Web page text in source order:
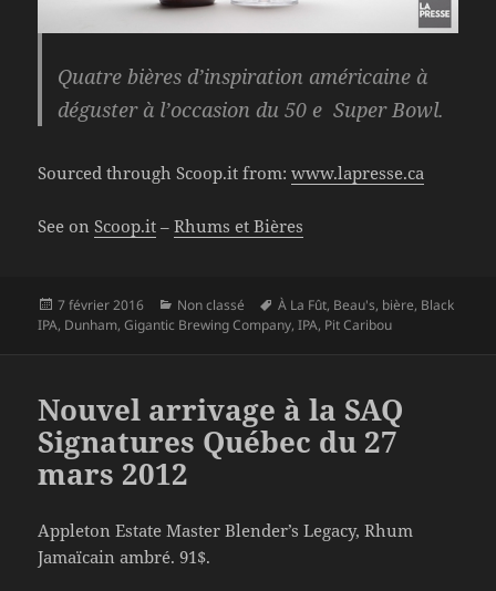
Quatre bières d’inspiration américaine à
déguster à l’occasion du 50 e Super Bowl.
Sourced through Scoop.it from:www.lapresse.ca
See onScoop.it –Rhums et Bières
Publié
le
7 février 2016 Catégories
Non classé
Mots-
clés
À La Fût, Beau's, bière, Black
IPA, Dunham,Gigantic Brewing Company,IPA, Pit Caribou
Nouvel arrivage à la SAQ
Signatures Québec du 27
mars 2012
Appleton Estate Master Blender’s Legacy, Rhum
Jamaïcain ambré. 91$.